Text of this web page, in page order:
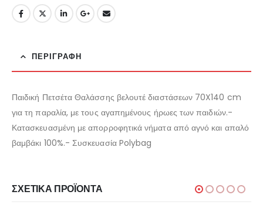
ΠΕΡΙΓΡΑΦΉ
Παιδική Πετσέτα Θαλάσσης βελουτέ διαστάσεων 70X140 cm
για τη παραλία, με τους αγαπημένους ήρωες των παιδιών.-
Κατασκευασμένη με απορροφητικά νήματα από αγνό και απαλό
βαμβάκι 100%.- Συσκευασία Polybag
ΣΧΕΤΙΚΆ ΠΡΟΪΌΝΤΑ